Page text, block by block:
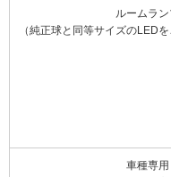
ルームラ
（純正球と同等サイズのLED
車種専用